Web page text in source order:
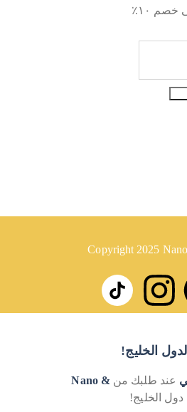
١٠٪
Copyright 2025
الخليج!
عند طلبك من Nano &
دول الخليج!